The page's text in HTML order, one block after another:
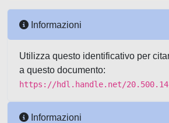
Informazioni
Utilizza questo identificativo per
a questo documento:
https://hdl.handle.net/
Informazioni